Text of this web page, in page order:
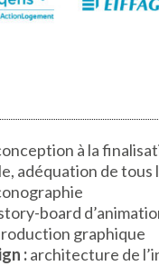
à la
adéquation de
board
graphique
:architecture de